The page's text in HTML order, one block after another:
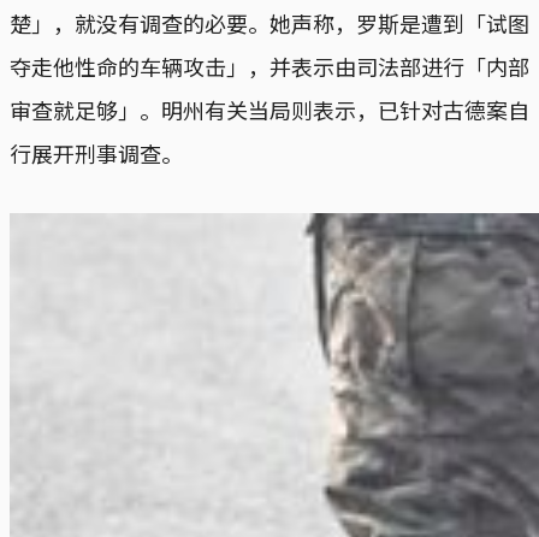
楚」，就没有调查的必要。她声称，罗斯是遭到「试图
夺走他性命的车辆攻击」，并表示由司法部进行「内部
审查就足够」。明州有关当局则表示，已针对古德案自
行展开刑事调查。